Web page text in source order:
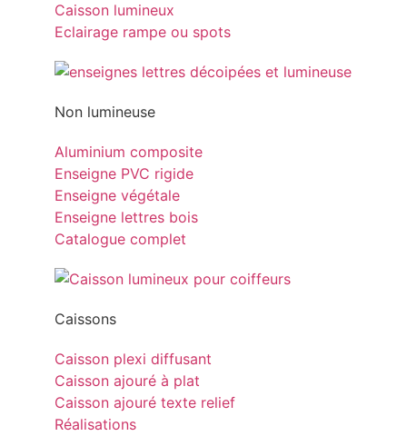
Caisson lumineux
Eclairage rampe ou spots
Non lumineuse
Aluminium composite
Enseigne PVC rigide
Enseigne végétale
Enseigne lettres bois
Catalogue complet
Caissons
Caisson plexi diffusant
Caisson ajouré à plat
Caisson ajouré texte relief
Réalisations